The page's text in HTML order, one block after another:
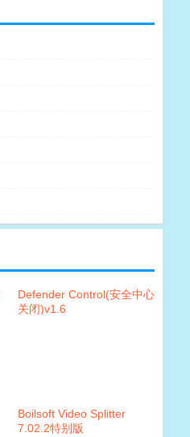
Defender Control(安全中心
关闭)v1.6
Boilsoft Video Splitter
7.02.2特别版